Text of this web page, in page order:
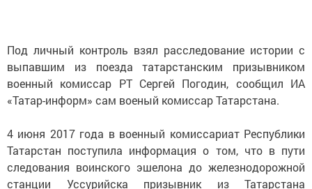
Под личный контроль взял расследование истории с
выпавшим из поезда татарстанским призывником
военный комиссар РТ Сергей Погодин, сообщил ИА
«Татар-информ» сам военый комиссар Татарстана.
4 июня 2017 года в военный комиссариат Республики
Татарстан поступила информация о том, что в пути
следования воинского эшелона до железнодорожной
станции Уссурийска призывник из Татарстана